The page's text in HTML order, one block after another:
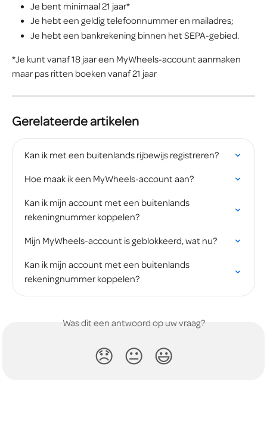
Je bent minimaal 21 jaar*
Je hebt een geldig telefoonnummer en mailadres;
Je hebt een bankrekening binnen het SEPA-gebied.
*Je kunt vanaf 18 jaar een MyWheels-account aanmaken
maar pas ritten boeken vanaf 21 jaar
Gerelateerde artikelen
Kan ik met een buitenlands rijbewijs registreren?
Hoe maak ik een MyWheels-account aan?
Kan ik mijn account met een buitenlands
rekeningnummer koppelen?
Mijn MyWheels-account is geblokkeerd, wat nu?
Kan ik mijn account met een buitenlands
rekeningnummer koppelen?
Was dit een antwoord op uw vraag?
😞 😐 😃